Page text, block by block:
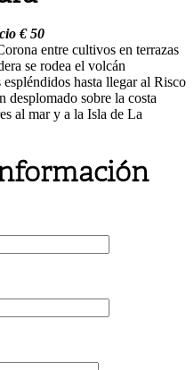
€ 50
entre cultivos en terrazas
se rodea el volcán
hasta llegar al Risco
desplomado sobre la costa
al mar y a la Isla de La